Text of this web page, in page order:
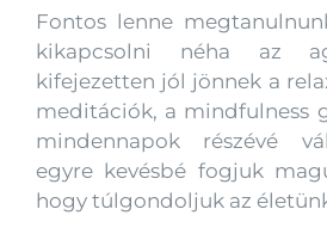
Fontos lenne
kikapcsolni néha az
kifejezetten jól jönnek a
meditációk, a mindfulness
mindennapok részévé
egyre kevésbé fogjuk
hogy túlgondoljuk az